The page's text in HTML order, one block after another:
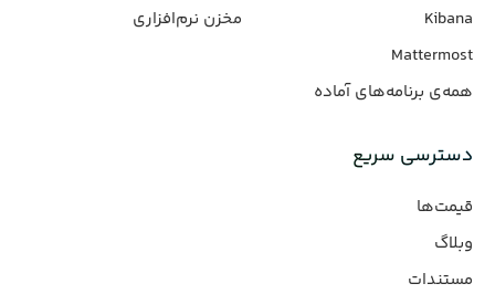
Kibana
Mattermost
همه‌ی برنامه‌های آماده
مخزن نرم‌افزاری
دسترسی سریع
قیمت‌ها
وبلاگ
مستندات